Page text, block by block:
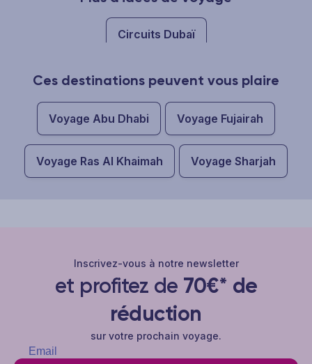
Circuits Dubaï
Ces destinations peuvent vous plaire
Voyage Abu Dhabi Voyage Fujairah
Voyage Ras Al Khaimah Voyage Sharjah
Inscrivez-vous à notre newsletter
et profitez de 70€* de
réduction
sur votre prochain voyage.